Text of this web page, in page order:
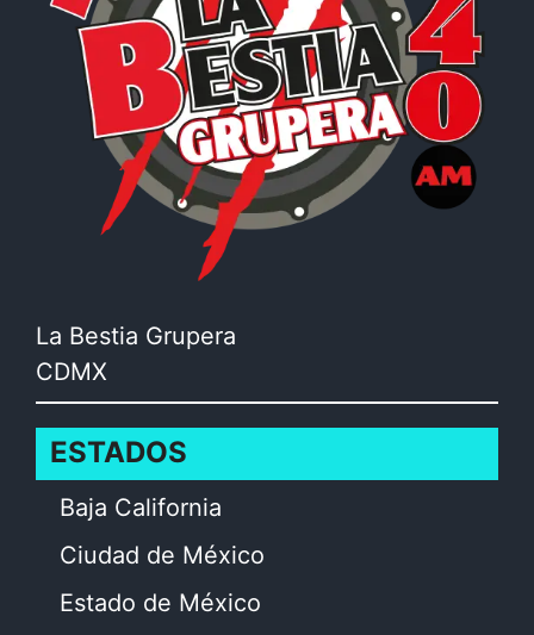
La Bestia Grupera
CDMX
ESTADOS
Baja California
Ciudad de México
Estado de México